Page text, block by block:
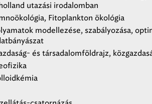
utazási irodalomban
Fitoplankton ökológia
modellezése, szabályozása,
és társadalomföldrajz,